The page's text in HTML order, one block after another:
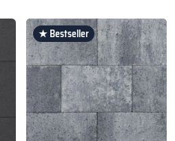
★ Bestseller